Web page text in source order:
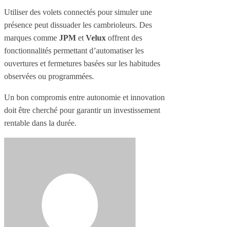
Utiliser des volets connectés pour simuler une
présence peut dissuader les cambrioleurs. Des
marques comme JPM et Velux offrent des
fonctionnalités permettant d’automatiser les
ouvertures et fermetures basées sur les habitudes
observées ou programmées.
Un bon compromis entre autonomie et innovation
doit être cherché pour garantir un investissement
rentable dans la durée.